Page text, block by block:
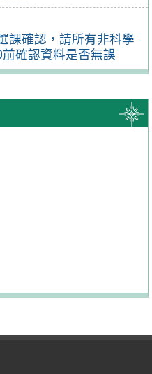
課確認，請所有非科學
確認資料是否無誤